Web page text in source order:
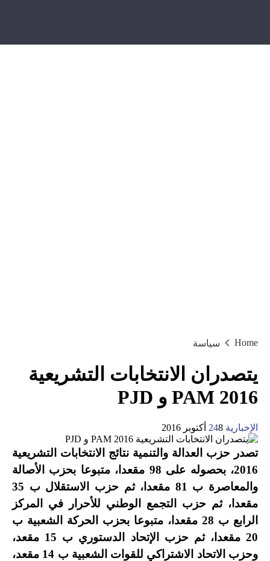
Home سياسة
يتصدران الانتخابات التشريعية
2016 PAM و PJD
الإخبارية 24 8 أكتوبر 2016
تصدر حزب العدالة والتنمية نتائج الانتخابات التشريعية
2016، بحصوله على 98 مقعدا، متبوعا بحزب الأصالة
والمعاصرة ب 81 مقعدا، ثم حزب الاستقلال ب 35
مقعدا، ثم حزب التجمع الوطني للأحرار في المركز
الرابع ب 28 مقعدا، متبوعا بحزب الحركة الشعبية ب
20 مقعدا، ثم حزب الإتحاد الدستوري ب 15 مقعد،
وحزب الاتحاد الاشتراكي للقوات الشعبية ب 14 مقعد،